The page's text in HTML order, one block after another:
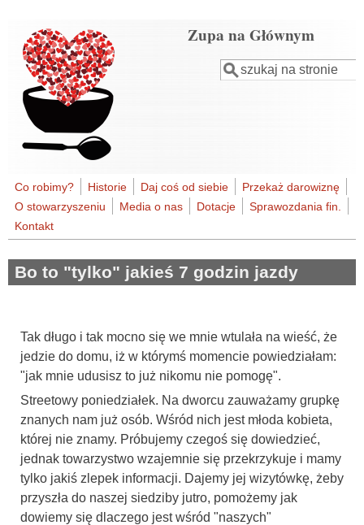
Zupa na Głównym
Formularz
Szukaj
Co robimy? Historie Daj coś od siebie
Przekaż darowiznę
O stowarzyszeniu
Media o nas Dotacje
Sprawozdania fin.
Kontakt
Bo to "tylko" jakieś 7 godzin jazdy
Tak długo i tak mocno się we mnie wtulała na wieść, że
jedzie do domu, iż w którymś momencie powiedziałam:
"jak mnie udusisz to już nikomu nie pomogę".
Streetowy poniedziałek. Na dworcu zauważamy grupkę
znanych nam już osób. Wśród nich jest młoda kobieta,
której nie znamy. Próbujemy czegoś się dowiedzieć,
jednak towarzystwo wzajemnie się przekrzykuje i mamy
tylko jakiś zlepek informacji. Dajemy jej wizytówkę, żeby
przyszła do naszej siedziby jutro, pomożemy jak
dowiemy się dlaczego jest wśród "naszych"